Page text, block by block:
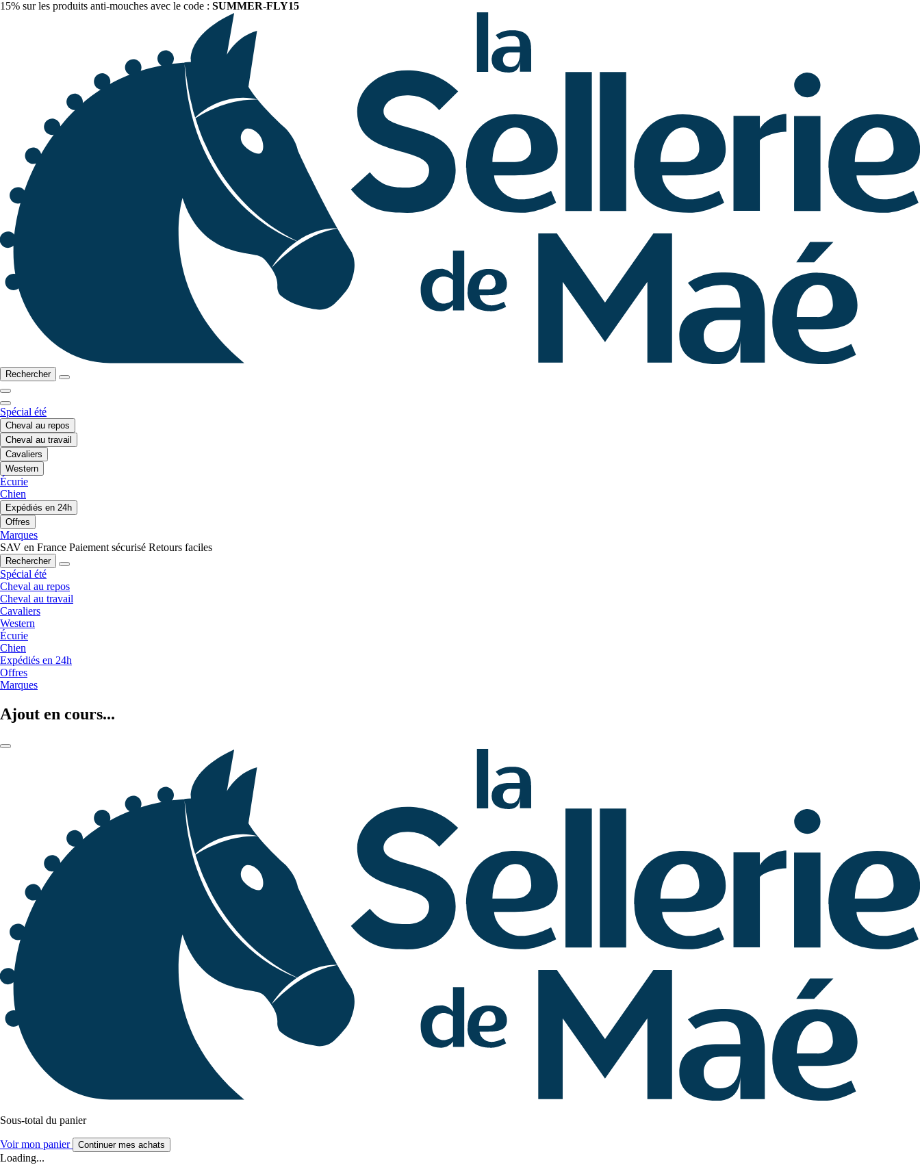
15% sur les produits anti-mouches avec le code : SUMMER-FLY15
Rechercher
Spécial été
Cheval au repos
Cheval au travail
Cavaliers
Western
Écurie
Chien
Expédiés en 24h
Offres
Marques
SAV en France Paiement sécurisé Retours faciles
Rechercher
Spécial été
Cheval au repos
Cheval au travail
Cavaliers
Western
Écurie
Chien
Expédiés en 24h
Offres
Marques
Ajout en cours...
Sous-total du panier
Voir mon panier Continuer mes achats
Loading...